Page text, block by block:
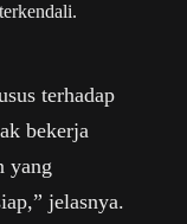
terhadap
bekerja
yang
jelasnya.